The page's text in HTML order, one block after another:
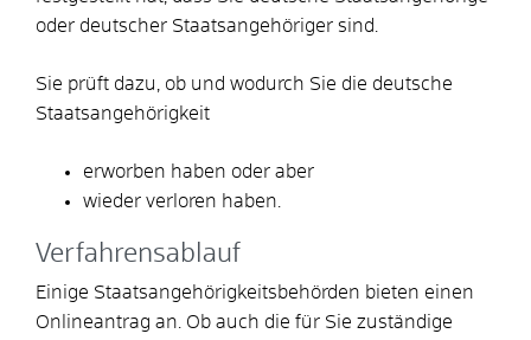
oder deutscher Staatsangehöriger sind.
Sie prüft dazu, ob und wodurch Sie die deutsche
Staatsangehörigkeit
erworben haben oder aber
wieder verloren haben.
Verfahrensablauf
Einige Staatsangehörigkeitsbehörden bieten einen
Onlineantrag an. Ob auch die für Sie zuständige